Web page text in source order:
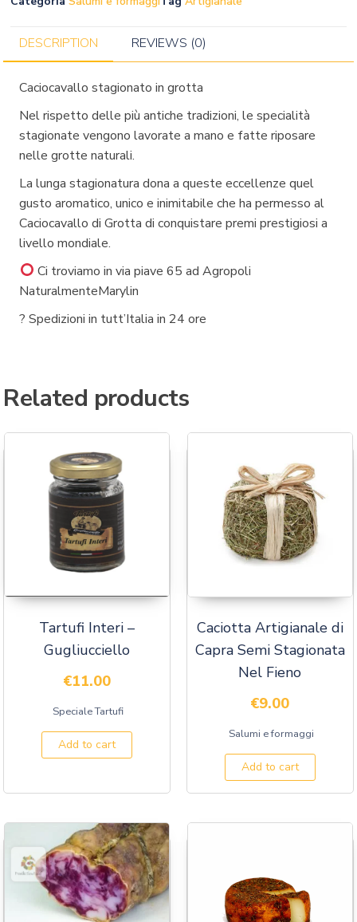
DESCRIPTION REVIEWS (0)
Caciocavallo stagionato in grotta
Nel rispetto delle più antiche tradizioni, le specialità
stagionate vengono lavorate a mano e fatte riposare
nelle grotte naturali.
La lunga stagionatura dona a queste eccellenze quel
gusto aromatico, unico e inimitabile che ha permesso al
Caciocavallo di Grotta di conquistare premi prestigiosi a
livello mondiale.
Ci troviamo in via piave 65 ad Agropoli
NaturalmenteMarylin
? Spedizioni in tutt’Italia in 24 ore
Related products
Tartufi Interi –
Gugliucciello
€11.00
Speciale Tartufi
Add to cart
Caciotta Artigianale di
Capra Semi Stagionata
Nel Fieno
€9.00
Salumi e formaggi
Add to cart